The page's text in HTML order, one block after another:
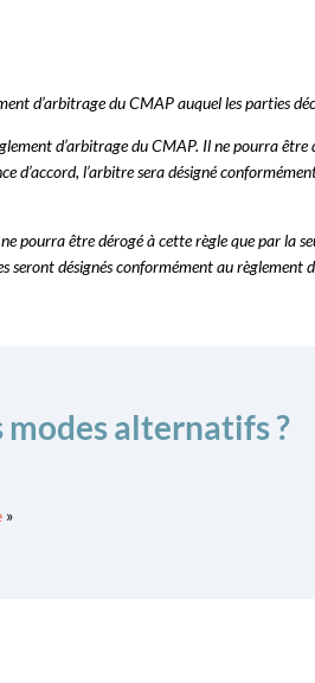
d’arbitrage du CMAP auquel les parties
d’arbitrage du CMAP. Il ne pourra être
d’accord, l’arbitre sera désigné
pourra être dérogé à cette règle que par la
seront désignés conformément au règlement
alternatifs ?
»